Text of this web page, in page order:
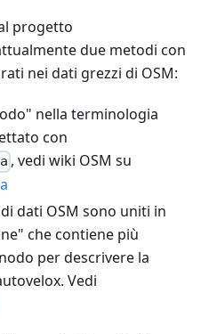
progetto
due metodi con
nei dati grezzi di OSM:
nella terminologia
con
, vedi wiki OSM su
dati OSM sono uniti in
che contiene più
per descrivere la
Vedi